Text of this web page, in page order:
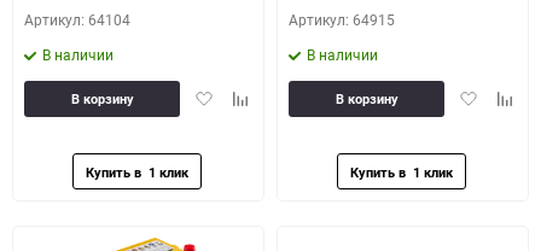
Артикул: 64104
В наличии
ДобавитьДобавить
В корзину
Артикул: 64915
В наличии
Добавить
В корзину